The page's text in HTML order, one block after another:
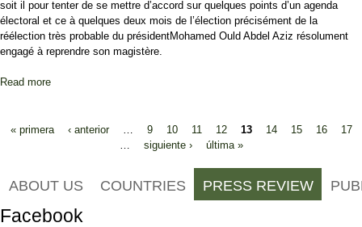
soit il pour tenter de se mettre d’accord sur quelques points d’un agenda
électoral et ce à quelques deux mois de l’élection précisément de la
réélection très probable du présidentMohamed Ould Abdel Aziz résolument
engagé à reprendre son magistère.
Read more
Pages
« primera ‹ anterior 9 10 11 12 13 14 15 16
17
siguiente › última »
ABOUT US COUNTRIES PRESS REVIEW
Facebook